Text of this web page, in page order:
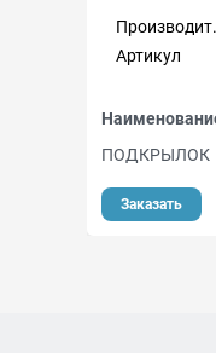
Производит.
Артикул
ПОДКРЫЛОК
Заказать